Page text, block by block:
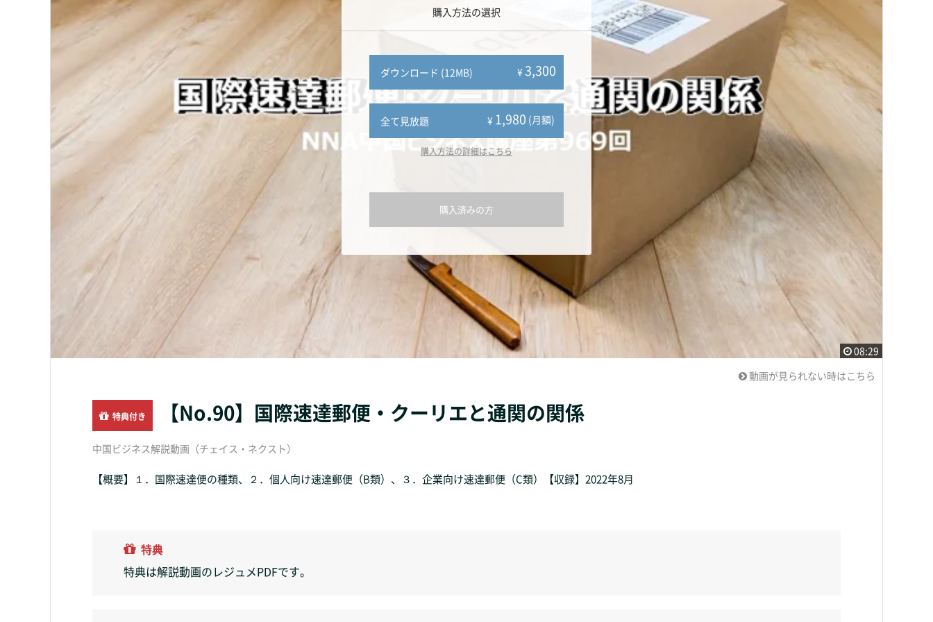
購入方法の選択
ダウンロード (12MB) ¥3,300
全て見放題 ¥ 1,980 (月額)
購入方法の詳細はこちら
購入済みの方
08:29
動画が見られない時はこちら
特典付き 【No.90】国際速達郵便・クーリエと通関の関係
中国ビジネス解説動画（チェイス・ネクスト）
【概要】１．国際速達便の種類、２．個人向け速達郵便（B類）、３．企業向け速達郵便（C類）【収録】2022年8月
特典
特典は解説動画のレジュメPDFです。